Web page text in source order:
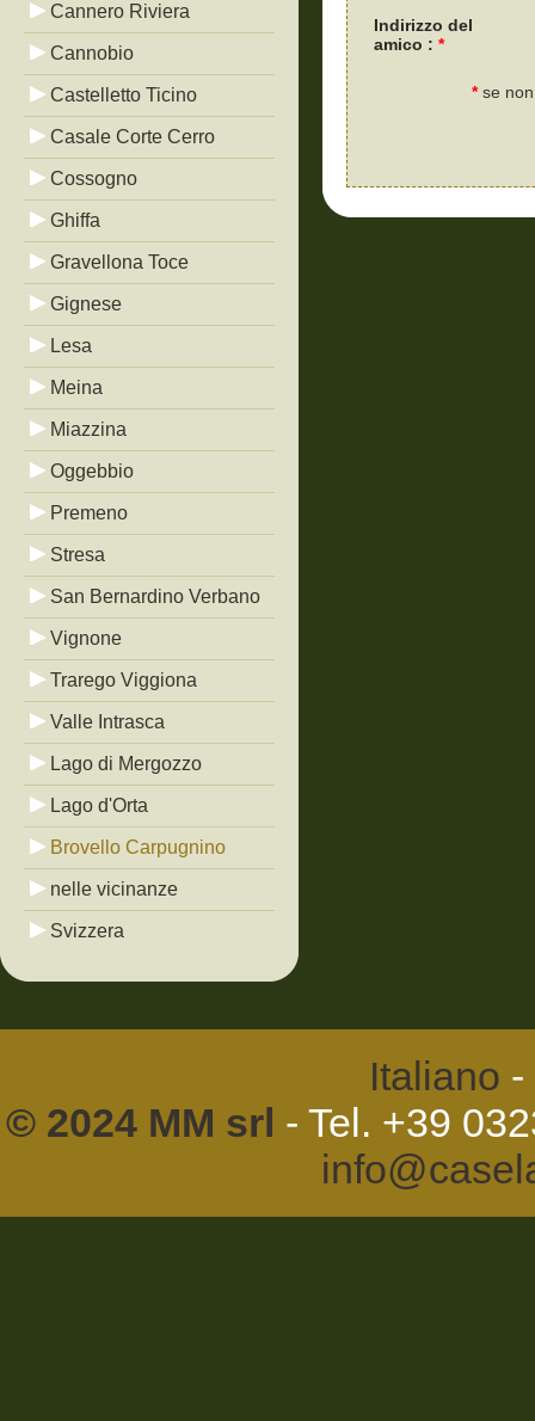
Cannero Riviera
Cannobio
Castelletto Ticino
Casale Corte Cerro
Cossogno
Ghiffa
Gravellona Toce
Gignese
Lesa
Meina
Miazzina
Oggebbio
Premeno
Stresa
San Bernardino Verbano
Vignone
Trarego Viggiona
Valle Intrasca
Lago di Mergozzo
Lago d'Orta
Brovello Carpugnino
nelle vicinanze
Svizzera
Indirizzo del
amico : *
*se non
Italiano -
© 2024 MM srl - Tel. +39